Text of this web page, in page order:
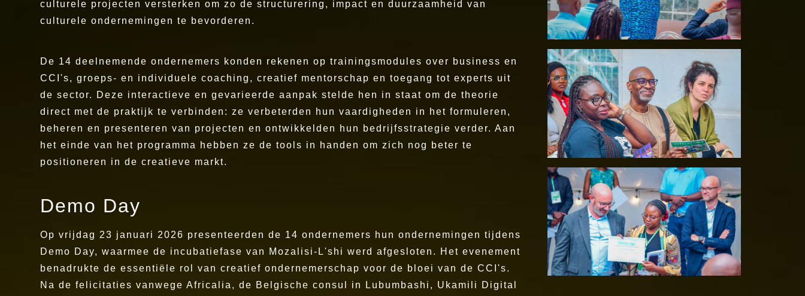
culturele projecten versterken om zo de structurering, impact en duurzaamheid van
culturele ondernemingen te bevorderen.
De 14 deelnemende ondernemers konden rekenen op trainingsmodules over business en
CCI's, groeps- en individuele coaching, creatief mentorschap en toegang tot experts uit
de sector. Deze interactieve en gevarieerde aanpak stelde hen in staat om de theorie
direct met de praktijk te verbinden: ze verbeterden hun vaardigheden in het formuleren,
beheren en presenteren van projecten en ontwikkelden hun bedrijfsstrategie verder. Aan
het einde van het programma hebben ze de tools in handen om zich nog beter te
positioneren in de creatieve markt.
Demo Day
Op vrijdag 23 januari 2026 presenteerden de 14 ondernemers hun ondernemingen tijdens
Demo Day, waarmee de incubatiefase van Mozalisi-L'shi werd afgesloten. Het evenement
benadrukte de essentiële rol van creatief ondernemerschap voor de bloei van de CCI's.
Na de felicitaties vanwege Africalia, de Belgische consul in Lubumbashi, Ukamili Digital